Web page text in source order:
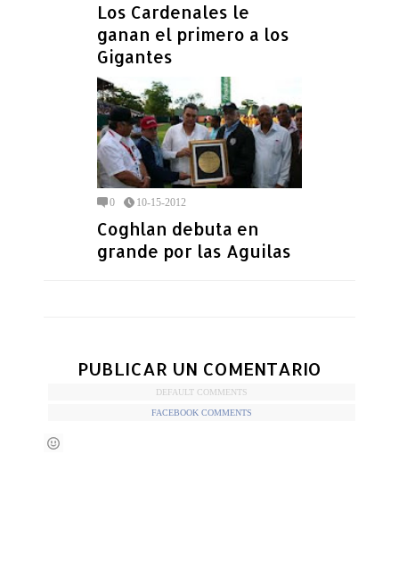
Los Cardenales le
ganan el primero a los
Gigantes
0 10-15-2012
Coghlan debuta en
grande por las Aguilas
PUBLICAR UN COMENTARIO
DEFAULT COMMENTS
FACEBOOK COMMENTS